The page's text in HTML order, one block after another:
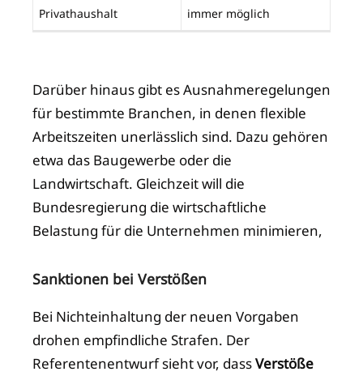
Privathaushalt
immer möglich
Darüber hinaus gibt es Ausnahmeregelungen
für bestimmte Branchen, in denen flexible
Arbeitszeiten unerlässlich sind. Dazu gehören
etwa das Baugewerbe oder die
Landwirtschaft. Gleichzeit will die
Bundesregierung die wirtschaftliche
Belastung für die Unternehmen minimieren,
Sanktionen bei Verstößen
Bei Nichteinhaltung der neuen Vorgaben
drohen empfindliche Strafen. Der
Referentenentwurf sieht vor, dassVerstöße